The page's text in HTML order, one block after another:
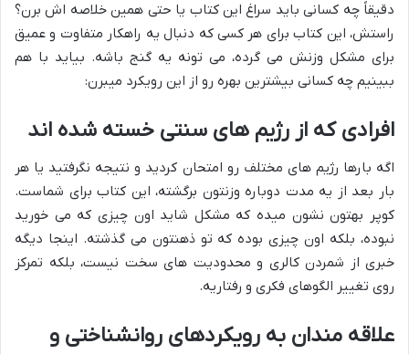
دقیقاً چه کسانی باید سراغ این کتاب یا حتی همین خلاصه اش برن؟
راستش، این کتاب برای هر کسی که دنبال یه راهکار متفاوت و عمیق
برای مشکل وزنش می گرده، می تونه یه گنج باشه. بیاید با هم
ببینیم چه کسانی بیشترین بهره رو از این رویکرد میبرن:
افرادی که از رژیم های سنتی خسته شده اند
اگه بارها رژیم های مختلف رو امتحان کردید و نتیجه نگرفتید یا هر
بار بعد از یه مدت دوباره وزنتون برگشته، این کتاب برای شماست.
کوپر بهتون نشون میده که مشکل شاید اون چیزی که می خورید
نبوده، بلکه اون چیزی بوده که تو ذهنتون می گذشته. اینجا دیگه
خبری از شمردن کالری و محدودیت های سخت نیست، بلکه تمرکز
روی تغییر الگوهای فکری و رفتاریه.
علاقه مندان به رویکردهای روانشناختی و